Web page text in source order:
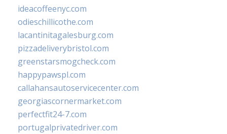
ideacoffeenyc.com
odieschillicothe.com
lacantinitagalesburg.com
pizzadeliverybristol.com
greenstarsmogcheck.com
happypawspl.com
callahansautoservicecenter.com
georgiascornermarket.com
perfectfit24-7.com
portugalprivatedriver.com